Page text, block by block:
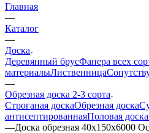
Главная
—
Каталог
—
Доска
Деревянный брусФанера всех
материалыЛиственница
—
Обрезная доска 2-3 сорта
Строганая доскаОбрезная доска
антисептированнаяПоловая доска
—Доска обрезная 40х150х6000